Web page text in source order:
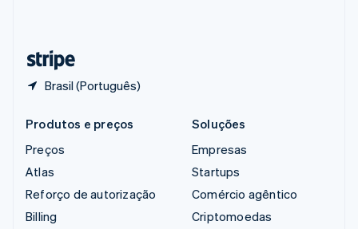
Brasil (Português)
Produtos e preços
Preços
Atlas
Reforço de autorização
Billing
Soluções
Empresas
Startups
Comércio agêntico
Criptomoedas